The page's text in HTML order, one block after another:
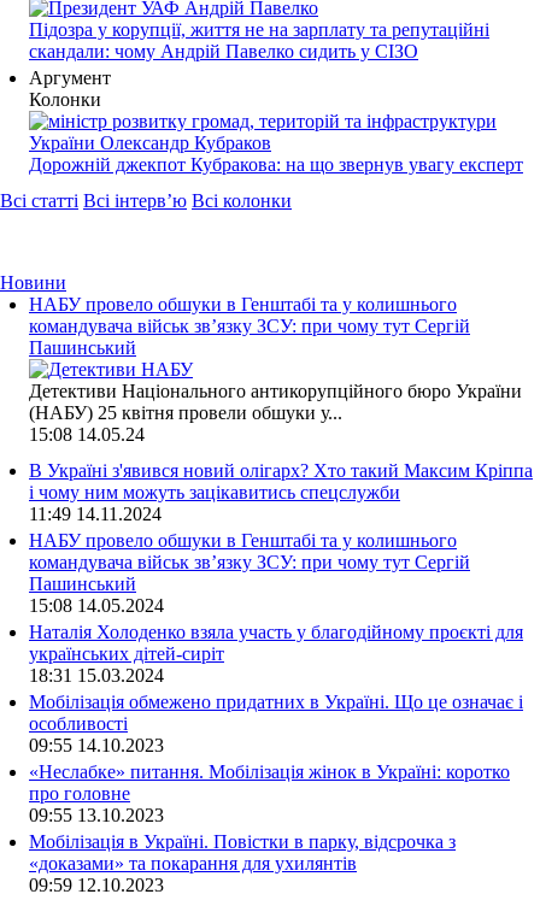
Підозра у корупції, життя не на зарплату та репутаційні
скандали: чому Андрій Павелко сидить у СІЗО
Аргумент
Колонки
Дорожній джекпот Кубракова: на що звернув увагу експерт
Всі статті Всі інтерв’ю Всі колонки
Новини
НАБУ провело обшуки в Генштабі та у колишнього
командувача військ зв’язку ЗСУ: при чому тут Сергій
Пашинський
Детективи Національного антикорупційного бюро України
(НАБУ) 25 квітня провели обшуки у...
15:08 14.05.24
В Україні з'явився новий олігарх? Хто такий Максим Кріппа
і чому ним можуть зацікавитись спецслужби
11:49 14.11.2024
НАБУ провело обшуки в Генштабі та у колишнього
командувача військ зв’язку ЗСУ: при чому тут Сергій
Пашинський
15:08 14.05.2024
Наталія Холоденко взяла участь у благодійному проєкті для
українських дітей-сиріт
18:31 15.03.2024
Мобілізація обмежено придатних в Україні. Що це означає і
особливості
09:55 14.10.2023
«Неслабке» питання. Мобілізація жінок в Україні: коротко
про головне
09:55 13.10.2023
Мобілізація в Україні. Повістки в парку, відсрочка з
«доказами» та покарання для ухилянтів
09:59 12.10.2023